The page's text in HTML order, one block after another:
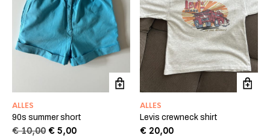
ALLES
90s summer short
€10,00 Oorspronkelijke
€ 5,00Huidige
ALLES
Levis crewneck shirt
€ 20,00